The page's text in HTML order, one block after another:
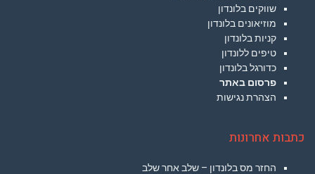
שווקים בלונדון
מוזיאונים בלונדון
קניות בלונדון
טיפים ללונדון
כדורגל בלונדון
פרסום באתר
הצהרת נגישות
כתבות אחרונות
החזר מס בלונדון – שלב אחר שלב